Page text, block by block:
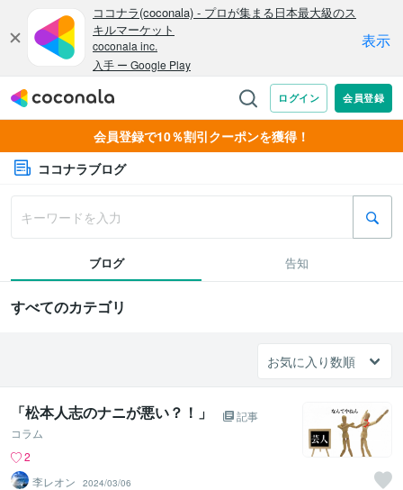
会員登録で10％割引クーポンを獲得！
ココナラブログ
ブログ 告知
すべてのカテゴリ
「松本人志のナニが悪い？！」
記事
コラム
2
李レオン
2024/03/06